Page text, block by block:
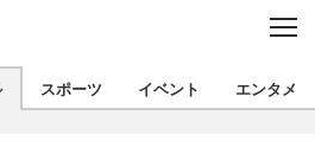
C
E
スポーツ イベント エンタメ